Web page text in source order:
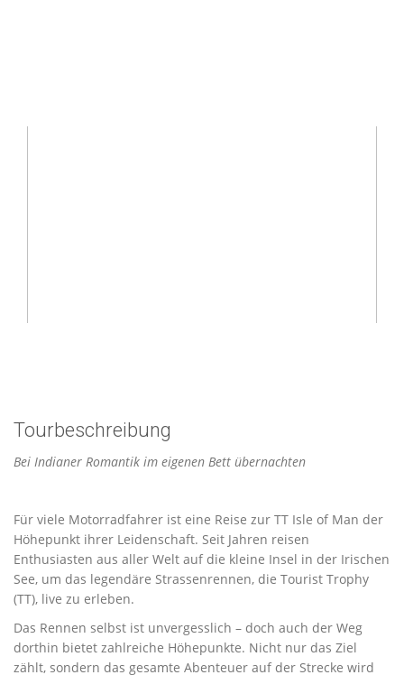
Tourbeschreibung
Bei Indianer Romantik im eigenen Bett übernachten
Für viele Motorradfahrer ist eine Reise zur TT Isle of Man der
Höhepunkt ihrer Leidenschaft. Seit Jahren reisen
Enthusiasten aus aller Welt auf die kleine Insel in der Irischen
See, um das legendäre Strassenrennen, die Tourist Trophy
(TT), live zu erleben.
Das Rennen selbst ist unvergesslich – doch auch der Weg
dorthin bietet zahlreiche Höhepunkte. Nicht nur das Ziel
zählt, sondern das gesamte Abenteuer auf der Strecke wird